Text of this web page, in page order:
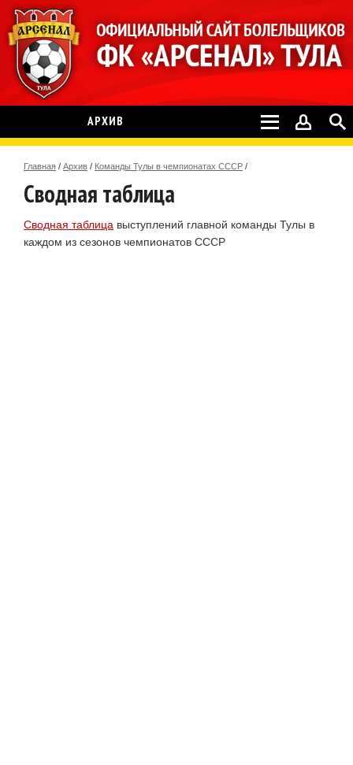
АРХИВ
Главная / Архив / Команды Тулы в чемпионатах СССР /
Сводная таблица
Сводная таблица выступлений главной команды Тулы в
каждом из сезонов чемпионатов СССР